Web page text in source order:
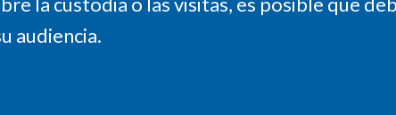
audiencia.